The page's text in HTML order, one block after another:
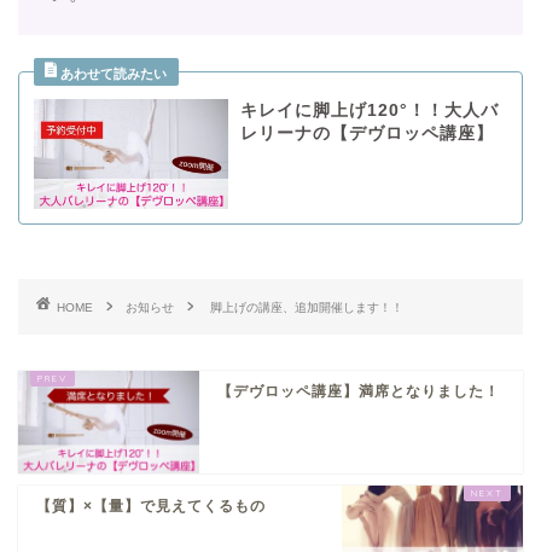
キレイに脚上げ120°！！大人バ
レリーナの【デヴロッペ講座】
HOME お知らせ 脚上げの講座、追加開催します！！
【デヴロッペ講座】満席となりました！
【質】×【量】で見えてくるもの